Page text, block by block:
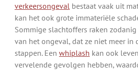
verkeersongeval bestaat vaak uit
kan het ook grote immateriële
Sommige slachtoffers raken
van het ongeval, dat ze niet meer in
stappen. Een whiplash kan ook
vervelende gevolgen hebben,